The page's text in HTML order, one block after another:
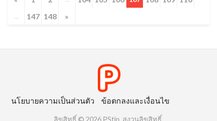
ไทย